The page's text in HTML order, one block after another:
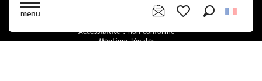
menu
Cartes Bretagne & brochures
Accessibilité : non conforme
Mentions légales